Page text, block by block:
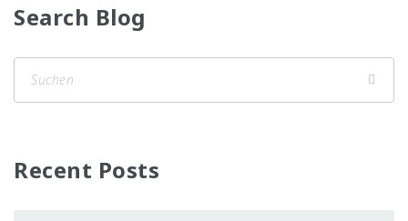
Search Blog
Recent Posts